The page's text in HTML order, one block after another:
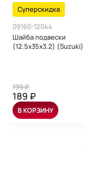
Суперскидка
09160-12044
Шайба подвески
(12.5x35x3.2) (Suzuki)
199 ₽
189 ₽
В КОРЗИНУ